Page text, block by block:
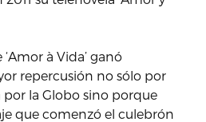
à Vida’ ganó
repercusión no sólo por
la Globo sino porque
que comenzó el culebrón